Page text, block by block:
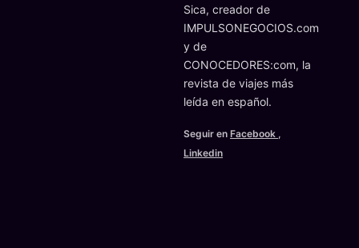
Sica, creador de
IMPULSONEGOCIOS.com
y de
CONOCEDORES:com, la
revista de viajes más
leída en español.
Seguir en Facebook ,
Linkedin